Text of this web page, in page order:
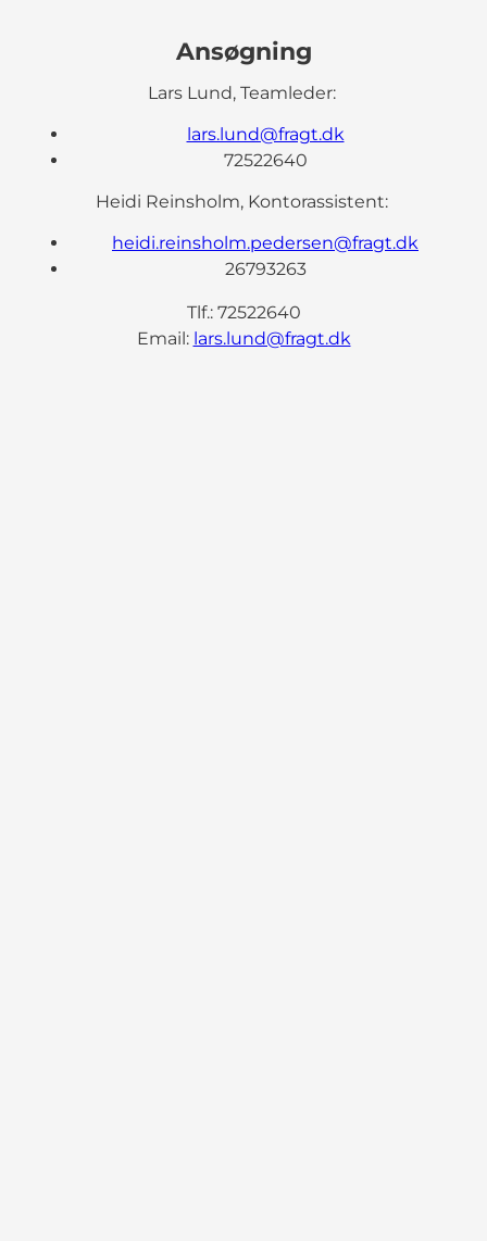
Ansøgning
Lars Lund, Teamleder:
lars.lund@fragt.dk
72522640
Heidi Reinsholm, Kontorassistent:
heidi.reinsholm.pedersen@fragt.dk
26793263
Tlf.: 72522640
Email: lars.lund@fragt.dk